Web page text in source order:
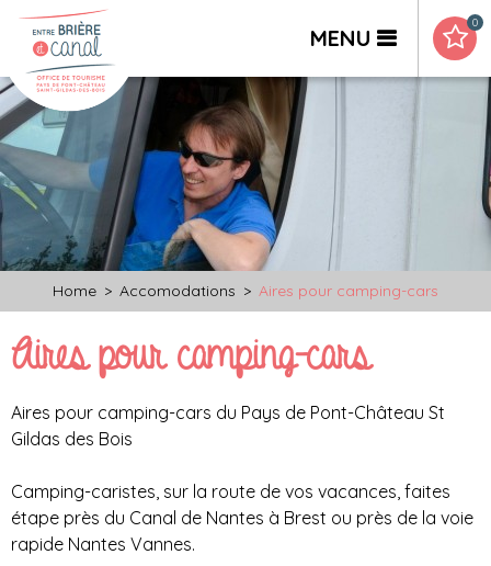
MENU
0
Home > Accomodations > Aires pour camping-cars
Aires pour camping-cars
Aires pour camping-cars du Pays de Pont-Château St
Gildas des Bois
Camping-caristes, sur la route de vos vacances, faites
étape près du Canal de Nantes à Brest ou près de la voie
rapide Nantes Vannes.